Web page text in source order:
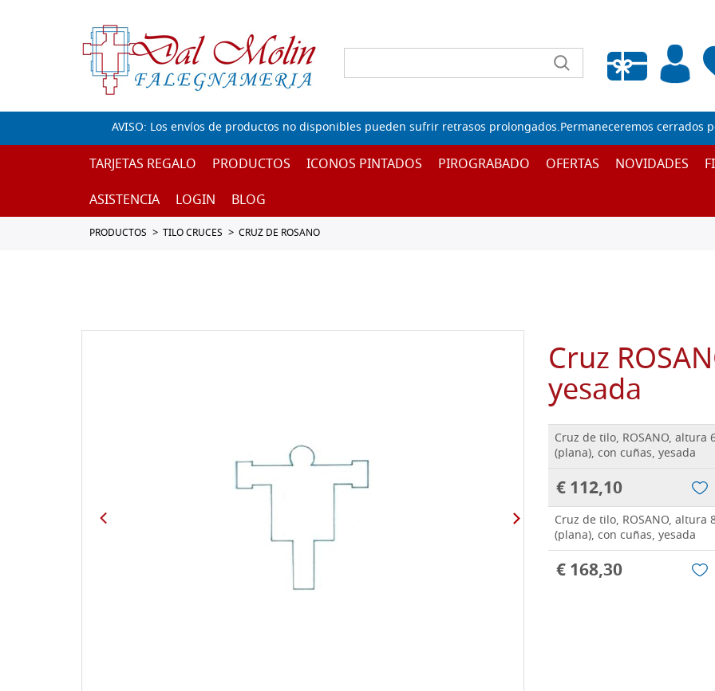
Lista de deseos vacía
AVISO: Los envíos de productos no disponibles pueden sufrir retrasos prolongados.Permaneceremos cerrados
TARJETAS REGALO PRODUCTOS ICONOS PINTADOS PIROGRABADO OFERTAS NOVIDADES
ASISTENCIA
LOGIN BLOG
PRODUCTOS TILO CRUCES CRUZ DE ROSANO
Cruz
yesada
Cruz de tilo, ROSANO, altura
(plana), con cuñas, yesada
€ 112,10
Cruz de tilo, ROSANO, altura
(plana), con cuñas, yesada
€ 168,30